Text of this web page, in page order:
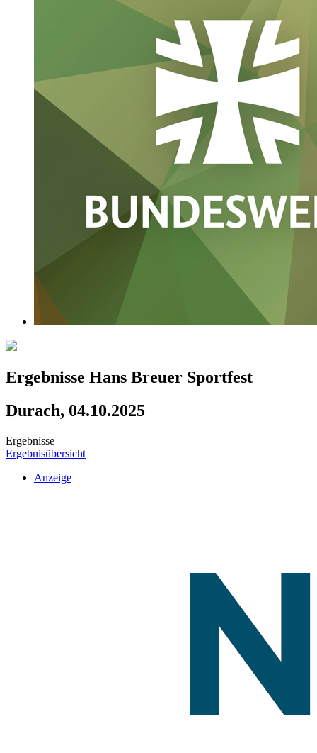
Ergebnisse Hans Breuer Sportfest
Durach, 04.10.2025
Ergebnisse
Ergebnisübersicht
Anzeige